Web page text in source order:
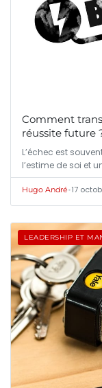
Comment
réussite future
L’échec est
l’estime de soi et
Hugo André•17
LEADERSHIP ET